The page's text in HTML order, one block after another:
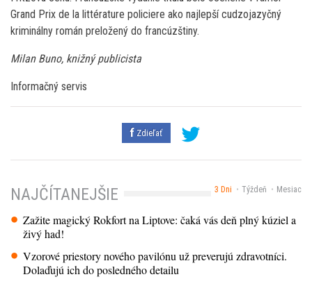
Grand Prix de la littérature policiere ako najlepší cudzojazyčný
kriminálny román preložený do francúzštiny.
Milan Buno, knižný publicista
Informačný servis
Zdieľať
3 Dni Týždeň Mesiac
NAJČÍTANEJŠIE
Zažite magický Rokfort na Liptove: čaká vás deň plný kúziel a
živý had!
Vzorové priestory nového pavilónu už preverujú zdravotníci.
Dolaďujú ich do posledného detailu